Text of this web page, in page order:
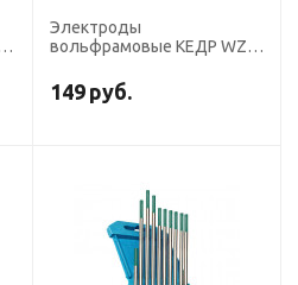
Электроды
вольфрамовые КЕДР WZ-
(белый) AC
149 руб.